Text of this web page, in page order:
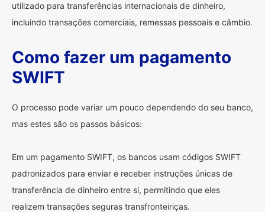
utilizado para transferências internacionais de dinheiro,
incluindo transações comerciais, remessas pessoais e câmbio.
Como fazer um pagamento
SWIFT
O processo pode variar um pouco dependendo do seu banco,
mas estes são os passos básicos:
Em um pagamento SWIFT, os bancos usam códigos SWIFT
padronizados para enviar e receber instruções únicas de
transferência de dinheiro entre si, permitindo que eles
realizem transações seguras transfronteiriças.